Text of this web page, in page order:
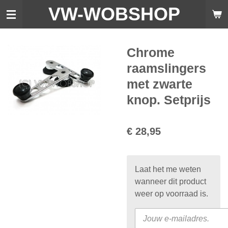
Ga
hoofdinhoud
VW-WOBSHOP
Chrome
raamslingers
met zwarte
knop. Setprijs
€ 28,95
Laat het me weten
wanneer dit product
weer op voorraad is.